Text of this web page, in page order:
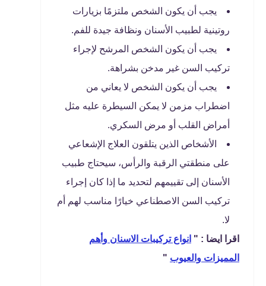
يجب أن يكون الشخص ملتزمًا بزيارات
روتينية لطبيب الأسنان ونظافة جيدة للفم.
يجب أن يكون الشخص المرشح لإجراء
تركيب السن غير مدخن بشراهة.
يجب أن يكون الشخص لا يعاني من
اضطراب مزمن لا يمكن السيطرة عليه مثل
أمراض القلب أو مرض السكري.
الأشخاص الذين يتلقون العلاج الإشعاعي
على منطقتي الرقبة والرأس، سيحتاج طبيب
الأسنان إلى تقييمهم لتحديد ما إذا كان إجراء
تركيب السن الاصطناعي خيارًا مناسب لهم أم
لا.
اقرا ايضا : " انواع تركيبات الاسنان وأهم
المميزات والعيوب "